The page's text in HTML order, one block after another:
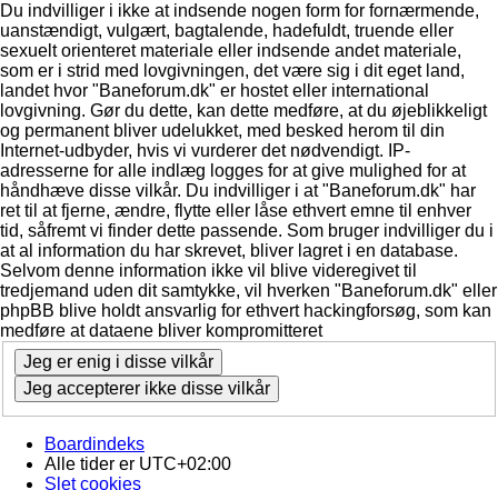
Du indvilliger i ikke at indsende nogen form for fornærmende,
uanstændigt, vulgært, bagtalende, hadefuldt, truende eller
sexuelt orienteret materiale eller indsende andet materiale,
som er i strid med lovgivningen, det være sig i dit eget land,
landet hvor "Baneforum.dk" er hostet eller international
lovgivning. Gør du dette, kan dette medføre, at du øjeblikkeligt
og permanent bliver udelukket, med besked herom til din
Internet-udbyder, hvis vi vurderer det nødvendigt. IP-
adresserne for alle indlæg logges for at give mulighed for at
håndhæve disse vilkår. Du indvilliger i at "Baneforum.dk" har
ret til at fjerne, ændre, flytte eller låse ethvert emne til enhver
tid, såfremt vi finder dette passende. Som bruger indvilliger du i
at al information du har skrevet, bliver lagret i en database.
Selvom denne information ikke vil blive videregivet til
tredjemand uden dit samtykke, vil hverken "Baneforum.dk" eller
phpBB blive holdt ansvarlig for ethvert hackingforsøg, som kan
medføre at dataene bliver kompromitteret
Boardindeks
Alle tider er UTC+02:00
Slet cookies